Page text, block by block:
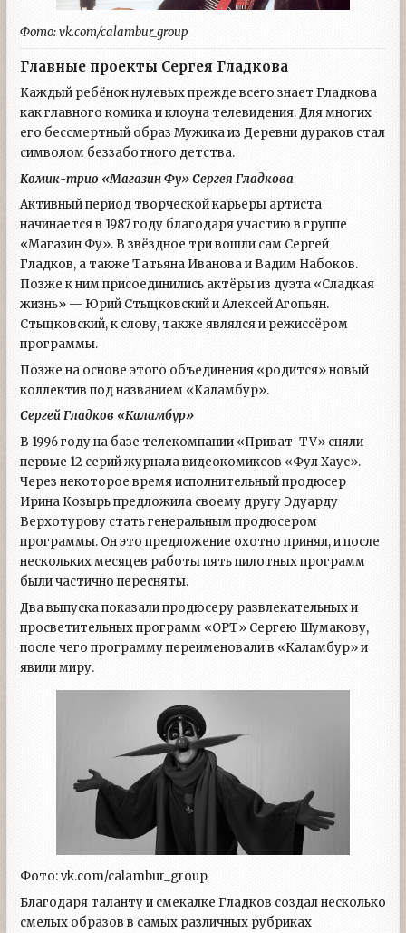
Фото: vk.com/calambur_group
Главные проекты Сергея Гладкова
Каждый ребёнок нулевых прежде всего знает Гладкова
как главного комика и клоуна телевидения. Для многих
его бессмертный образ Мужика из Деревни дураков стал
символом беззаботного детства.
Комик-трио «Магазин Фу» Сергея Гладкова
Активный период творческой карьеры артиста
начинается в 1987 году благодаря участию в группе
«Магазин Фу». В звёздное три вошли сам Сергей
Гладков, а также Татьяна Иванова и Вадим Набоков.
Позже к ним присоединились актёры из дуэта «Сладкая
жизнь» — Юрий Стыцковский и Алексей Агопьян.
Стыцковский, к слову, также являлся и режиссёром
программы.
Позже на основе этого объединения «родится» новый
коллектив под названием «Каламбур».
Сергей Гладков «Каламбур»
В 1996 году на базе телекомпании «Приват-TV» сняли
первые 12 серий журнала видеокомиксов «Фул Хаус».
Через некоторое время исполнительный продюсер
Ирина Козырь предложила своему другу Эдуарду
Верхотурову стать генеральным продюсером
программы. Он это предложение охотно принял, и после
нескольких месяцев работы пять пилотных программ
были частично пересняты.
Два выпуска показали продюсеру развлекательных и
просветительных программ «ОРТ» Сергею Шумакову,
после чего программу переименовали в «Каламбур» и
явили миру.
Фото: vk.com/calambur_group
Благодаря таланту и смекалке Гладков создал несколько
смелых образов в самых различных рубриках